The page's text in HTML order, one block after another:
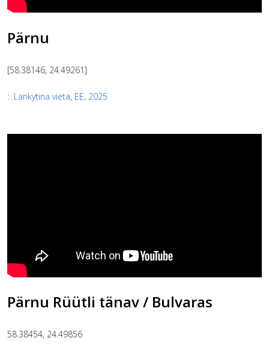
Pärnu
[58.38146, 24.49261]
: Lankytina vieta, EE, 2025
Pärnu Rüütli tänav / Bulvaras
58.38454, 24.49856